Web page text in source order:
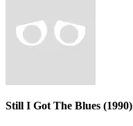
Still I Got The Blues (1990)